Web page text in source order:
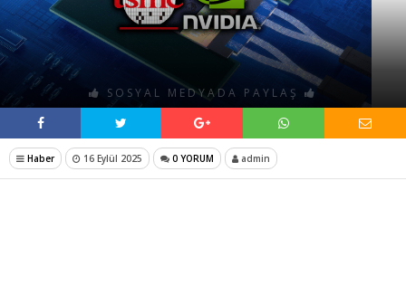
SOSYAL MEDYADA PAYLAŞ
Haber 16 Eylül 2025 0 YORUM admin